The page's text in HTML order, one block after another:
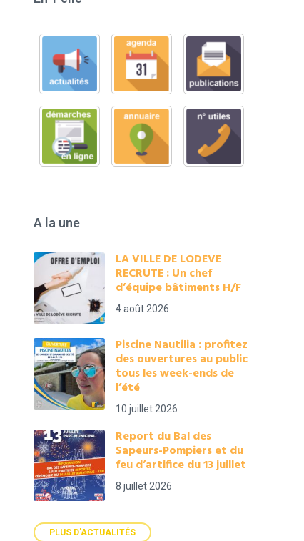
A la une
LA VILLE DE LODEVE
RECRUTE : Un chef
d’équipe bâtiments H/F
4 août 2026
Piscine Nautilia : profitez
des ouvertures au public
tous les week-ends de
l’été
10 juillet 2026
Report du Bal des
Sapeurs-Pompiers et du
feu d’artifice du 13 juillet
8 juillet 2026
PLUS D'ACTUALITÉS